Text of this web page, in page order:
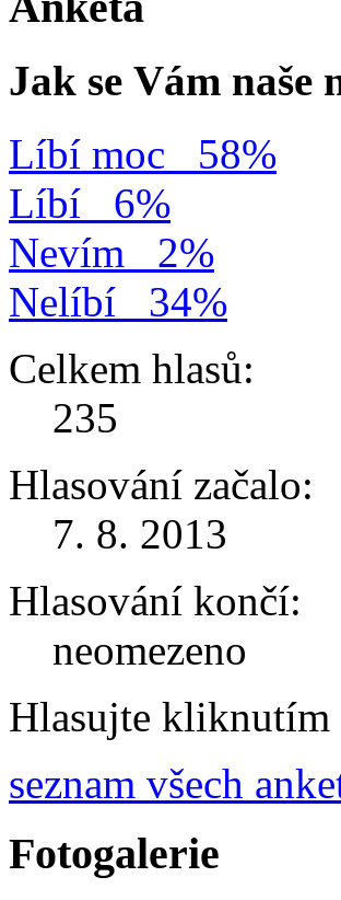
Jak se Vám naše
Líbí moc
58%
Líbí
6%
Nevím
2%
Nelíbí
34%
Celkem hlasů:
235
Hlasování začalo:
7. 8. 2013
Hlasování končí:
neomezeno
Hlasujte kliknutím
seznam všech
Fotogalerie